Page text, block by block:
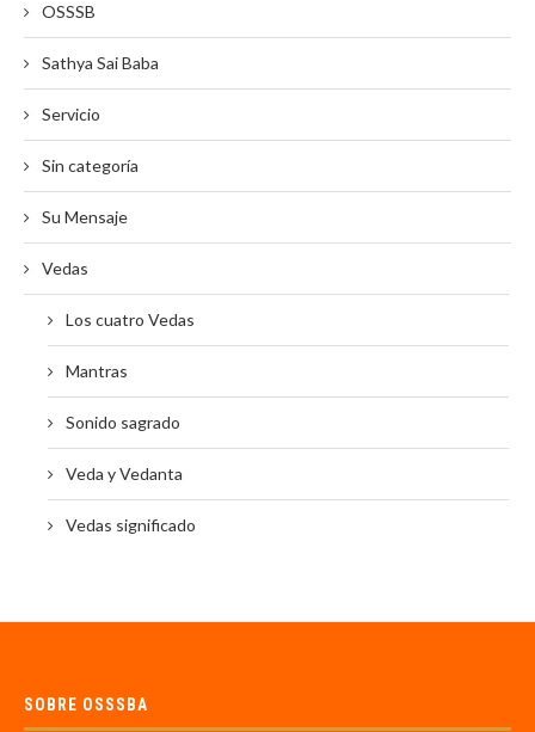
OSSSB
Sathya Sai Baba
Servicio
Sin categoría
Su Mensaje
Vedas
Los cuatro Vedas
Mantras
Sonido sagrado
Veda y Vedanta
Vedas significado
SOBRE OSSSBA